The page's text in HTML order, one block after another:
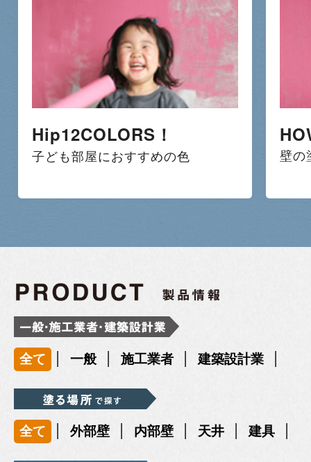
Hip12COLORS！
子ども部屋におすすめの色 壁の
全て | 一般 | 施工業者 | 建築設計業 |
全て | 外部壁 | 内部壁 | 天井 | 建具 |